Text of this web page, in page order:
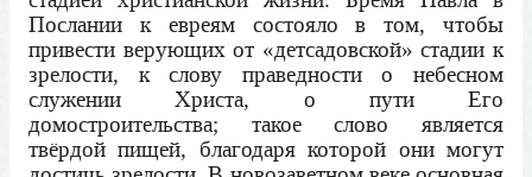
Послании к евреям состояло в том, чтобы
привести верующих от «детсадовской» стадии к
зрелости, к слову праведности о небесном
служении Христа, о пути Его
домостроительства; такое слово является
твёрдой пищей, благодаря которой они могут